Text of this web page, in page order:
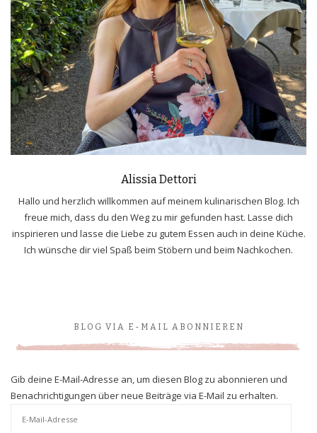
Alissia Dettori
Hallo und herzlich willkommen auf meinem kulinarischen Blog. Ich
freue mich, dass du den Weg zu mir gefunden hast. Lasse dich
inspirieren und lasse die Liebe zu gutem Essen auch in deine Küche.
Ich wünsche dir viel Spaß beim Stöbern und beim Nachkochen.
BLOG VIA E-MAIL ABONNIEREN
Gib deine E-Mail-Adresse an, um diesen Blog zu abonnieren und
Benachrichtigungen über neue Beiträge via E-Mail zu erhalten.